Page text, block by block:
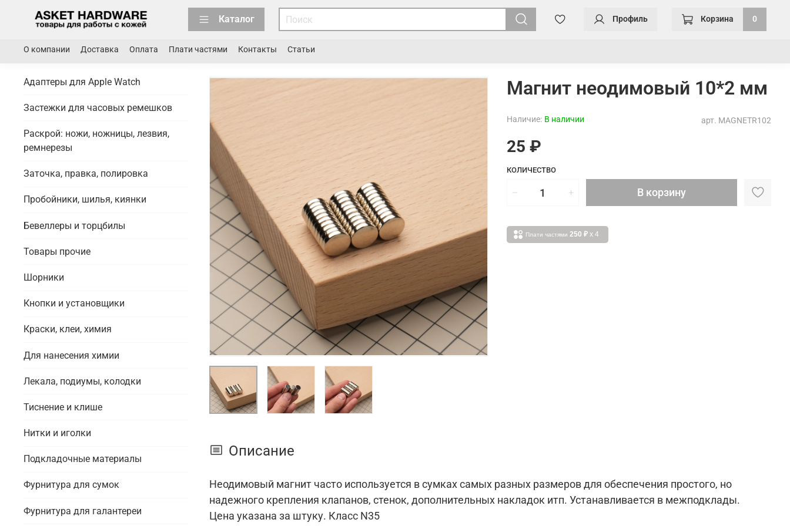
Каталог Профиль Корзина 0
О компании Доставка Оплата Плати частями Контакты Статьи
арт. MAGNETR102
Наличие: В наличии
Магнит неодимовый 10*2 мм
25 ₽
КОЛИЧЕСТВО
В корзину
Плати частями 250 ₽ x 4
Описание
Неодимовый магнит часто используется в сумках самых разных размеров для обеспечения простого, но
надежного крепления клапанов, стенок, дополнительных накладок итп. Устанавливается в межподклады.
Цена указана за штуку. Класс N35
Адаптеры для Apple Watch
Застежки для часовых ремешков
Раскрой: ножи, ножницы, лезвия,
ремнерезы
Заточка, правка, полировка
Пробойники, шилья, киянки
Бевеллеры и торцбилы
Товары прочие
Шорники
Кнопки и установщики
Краски, клеи, химия
Для нанесения химии
Лекала, подиумы, колодки
Тиснение и клише
Нитки и иголки
Подкладочные материалы
Фурнитура для сумок
Фурнитура для галантереи